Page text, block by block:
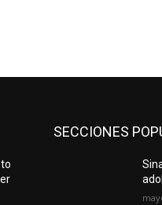
SECCIONES